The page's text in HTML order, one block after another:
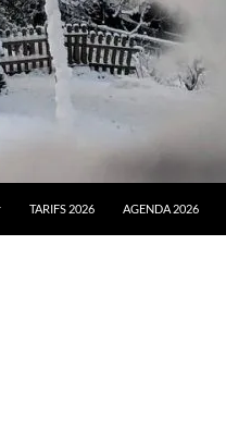
TARIFS 2026 AGENDA 2026